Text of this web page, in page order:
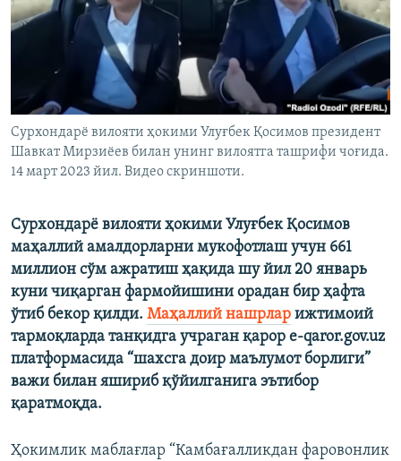
Сурхондарё вилояти ҳокими Улуғбек Қосимов президент
Шавкат Мирзиёев билан унинг вилоятга ташрифи чоғида.
14 март 2023 йил. Видео скриншоти.
Сурхондарё вилояти ҳокими Улуғбек Қосимов
маҳаллий амалдорларни мукофотлаш учун 661
миллион сўм ажратиш ҳақида шу йил 20 январь
куни чиқарган фармойишини орадан бир ҳафта
ўтиб бекор қилди. Маҳаллий нашрлар ижтимоий
тармоқларда танқидга учраган қарор e-qaror.gov.uz
платформасида “шахсга доир маълумот борлиги”
важи билан яшириб қўйилганига эътибор
қаратмоқда.
Ҳокимлик маблағлар “Камбағалликдан фаровонлик